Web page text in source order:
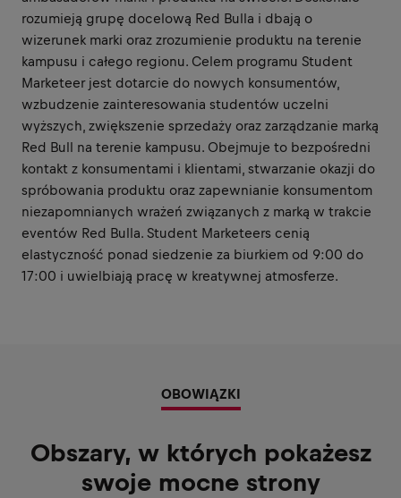
rozumieją grupę docelową Red Bulla i dbają o
wizerunek marki oraz zrozumienie produktu na terenie
kampusu i całego regionu. Celem programu Student
Marketeer jest dotarcie do nowych konsumentów,
wzbudzenie zainteresowania studentów uczelni
wyższych, zwiększenie sprzedaży oraz zarządzanie marką
Red Bull na terenie kampusu. Obejmuje to bezpośredni
kontakt z konsumentami i klientami, stwarzanie okazji do
spróbowania produktu oraz zapewnianie konsumentom
niezapomnianych wrażeń związanych z marką w trakcie
eventów Red Bulla. Student Marketeers cenią
elastyczność ponad siedzenie za biurkiem od 9:00 do
17:00 i uwielbiają pracę w kreatywnej atmosferze.
OBOWIĄZKI
Obszary, w których pokażesz
swoje mocne strony